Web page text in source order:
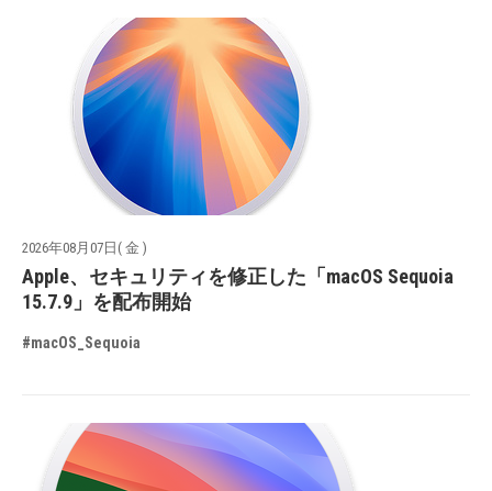
2026年08月07日( 金 )
Apple、セキュリティを修正した「macOS Sequoia
15.7.9」を配布開始
#macOS_Sequoia